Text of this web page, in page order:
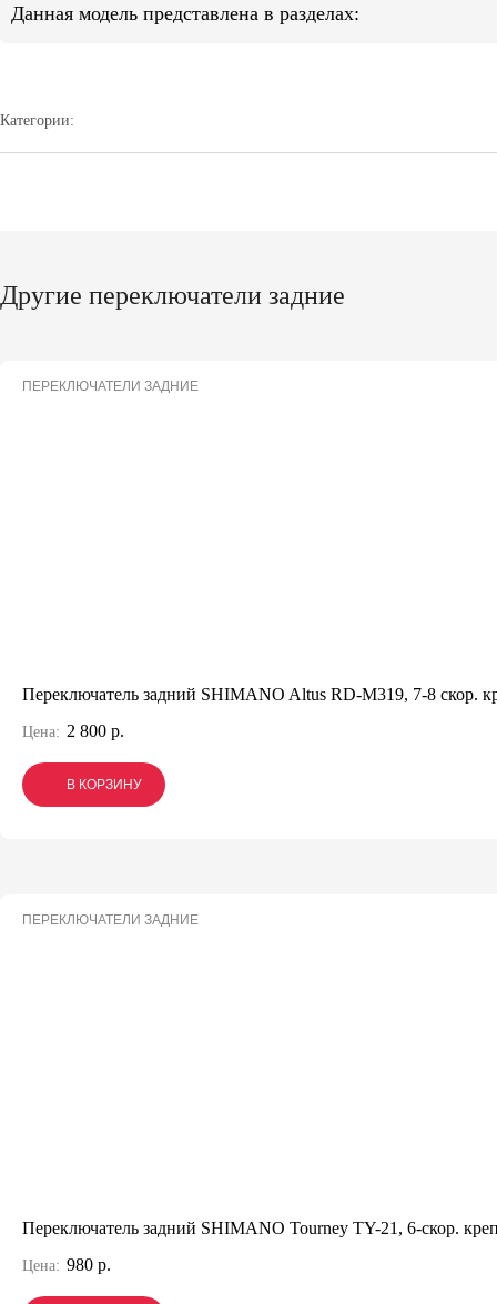
Данная модель представлена в разделах:
Категории:
Другие переключатели задние
ПЕРЕКЛЮЧАТЕЛИ ЗАДНИЕ
Переключатель задний SHIMANO Altus RD-M319, 7-8 скор.
Цена: 2 800 р.
В КОРЗИНУ
В КОРЗИНУ
В КОРЗИНУ
ПЕРЕКЛЮЧАТЕЛИ ЗАДНИЕ
Переключатель задний SHIMANO Tourney TY-21, 6-скор.
Цена: 980 р.